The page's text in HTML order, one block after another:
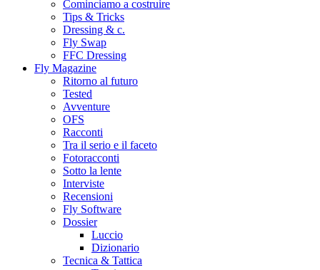
Cominciamo a costruire
Tips & Tricks
Dressing & c.
Fly Swap
FFC Dressing
Fly Magazine
Ritorno al futuro
Tested
Avventure
OFS
Racconti
Tra il serio e il faceto
Fotoracconti
Sotto la lente
Interviste
Recensioni
Fly Software
Dossier
Luccio
Dizionario
Tecnica & Tattica